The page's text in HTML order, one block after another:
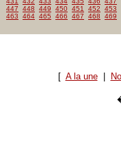
447
448 449 450 451 452
453
463
464 465 466 467 468 469
[ A la une|